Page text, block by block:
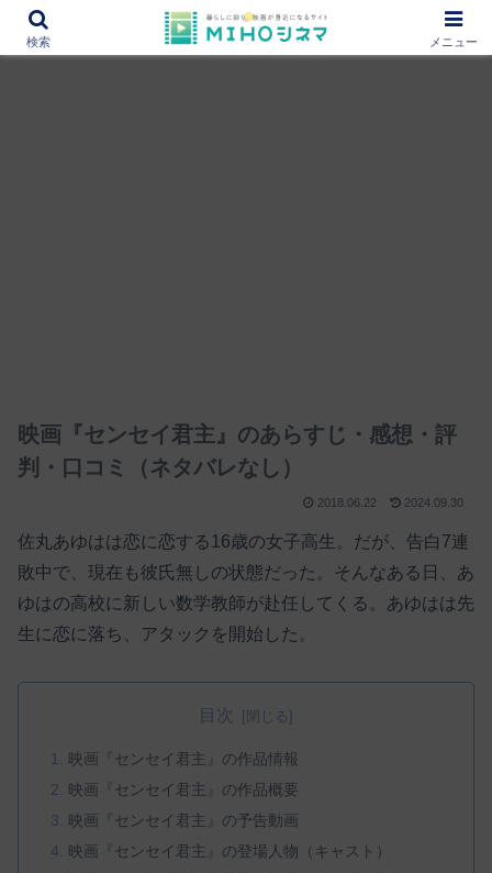
12000作品を紹介！あなたの映画図書館『MIHOシネマ』
映画『センセイ君主』のあらすじ・感想・評
判・口コミ（ネタバレなし）
2018.06.22 2024.09.30
佐丸あゆはは恋に恋する16歳の女子高生。だが、告白7連
敗中で、現在も彼氏無しの状態だった。そんなある日、あ
ゆはの高校に新しい数学教師が赴任してくる。あゆはは先
生に恋に落ち、アタックを開始した。
目次
映画『センセイ君主』の作品情報
映画『センセイ君主』の作品概要
映画『センセイ君主』の予告動画
映画『センセイ君主』の登場人物（キャスト）
検索 メニュー